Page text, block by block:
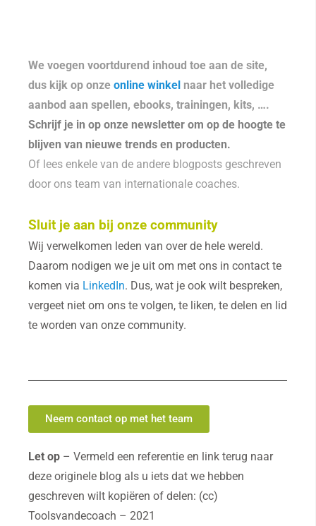
We voegen voortdurend inhoud toe aan de site,
dus kijk op onze online winkel naar het volledige
aanbod aan spellen, ebooks, trainingen, kits, ….
Schrijf je in op onze newsletter om op de hoogte te
blijven van nieuwe trends en producten.
Of lees enkele van de andere blogposts geschreven
door ons team van internationale coaches.
Sluit je aan bij onze community
Wij verwelkomen leden van over de hele wereld.
Daarom nodigen we je uit om met ons in contact te
komen via LinkedIn. Dus, wat je ook wilt bespreken,
vergeet niet om ons te volgen, te liken, te delen en lid
te worden van onze community.
Neem contact op met het team
Let op – Vermeld een referentie en link terug naar
deze originele blog als u iets dat we hebben
geschreven wilt kopiëren of delen: (cc)
Toolsvandecoach – 2021